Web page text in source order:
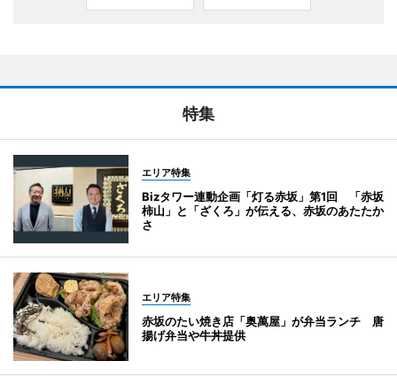
特集
エリア特集
Bizタワー連動企画「灯る赤坂」第1回 「赤坂
柿山」と「ざくろ」が伝える、赤坂のあたたか
さ
エリア特集
赤坂のたい焼き店「奥萬屋」が弁当ランチ 唐
揚げ弁当や牛丼提供